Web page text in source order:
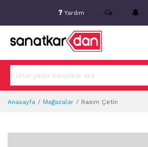
Yardım
Anasayfa Mağazalar Rasim Çetin